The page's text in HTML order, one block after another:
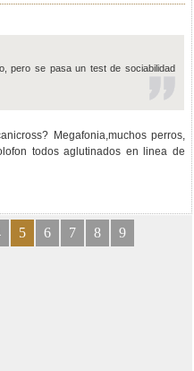
pero se pasa un test de sociabilidad
Megafonia,muchos perros,
todos aglutinados en linea de
5 6 7 8
9